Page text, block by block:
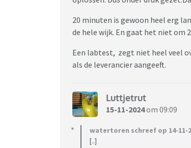
20 minuten is gewoon heel erg
de hele wijk. En gaat het niet om
Een labtest, zegt niet heel veel
als de leverancier aangeeft.
Luttjetrut
15-11-2024om 09:09
watertoren schreef op 14-11-
[..]